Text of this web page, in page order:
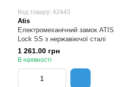
Код товару: 42443
Atis
Електромеханічний замок ATIS
Lock SS з нержавіючої сталі
1 261.00 грн
В наявності